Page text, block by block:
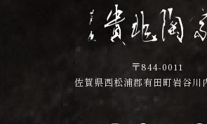
〒844-0011
佐賀県西松浦郡有田町岩谷川